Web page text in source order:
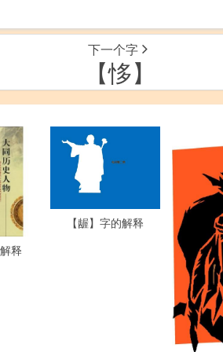
下一个字
【恀】
释
【龌】字的解释